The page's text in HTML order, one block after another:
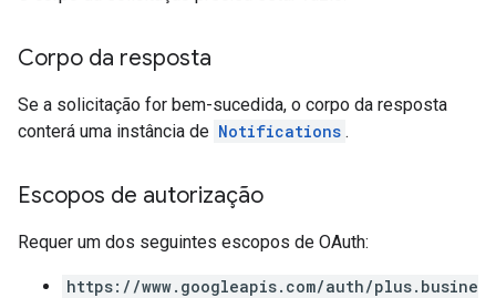
Corpo da resposta
Se a solicitação for bem-sucedida, o corpo da resposta
conterá uma instância de Notifications .
Escopos de autorização
Requer um dos seguintes escopos de OAuth:
https://www.googleapis.com/auth/plus.busine